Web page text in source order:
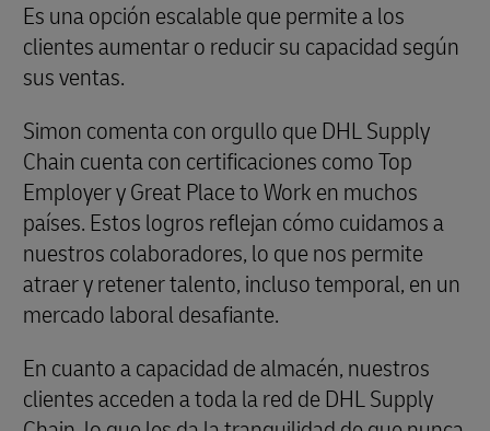
Es una opción escalable que permite a los
clientes aumentar o reducir su capacidad según
sus ventas.
Simon comenta con orgullo que DHL Supply
Chain cuenta con certificaciones como Top
Employer y Great Place to Work en muchos
países. Estos logros reflejan cómo cuidamos a
nuestros colaboradores, lo que nos permite
atraer y retener talento, incluso temporal, en un
mercado laboral desafiante.
En cuanto a capacidad de almacén, nuestros
clientes acceden a toda la red de DHL Supply